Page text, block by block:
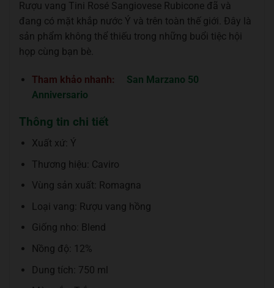
Rượu vang Tini Rosé Sangiovese Rubicone đã và
đang có mặt khắp nước Ý và trên toàn thế giới. Đây là
sản phẩm không thể thiếu trong những buổi tiệc hội
họp cùng bạn bè.
Tham khảo nhanh:
San Marzano 50
Anniversario
Thông tin chi tiết
Xuất xứ: Ý
Thương hiệu: Caviro
Vùng sản xuất: Romagna
Loại vang: Rượu vang hồng
Giống nho: Blend
Nồng độ: 12%
Dung tích: 750 ml